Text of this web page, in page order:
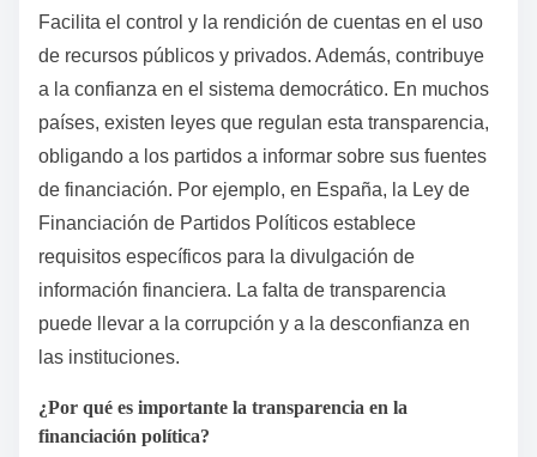
Facilita el control y la rendición de cuentas en el uso
de recursos públicos y privados. Además, contribuye
a la confianza en el sistema democrático. En muchos
países, existen leyes que regulan esta transparencia,
obligando a los partidos a informar sobre sus fuentes
de financiación. Por ejemplo, en España, la Ley de
Financiación de Partidos Políticos establece
requisitos específicos para la divulgación de
información financiera. La falta de transparencia
puede llevar a la corrupción y a la desconfianza en
las instituciones.
¿Por qué es importante la transparencia en la
financiación política?